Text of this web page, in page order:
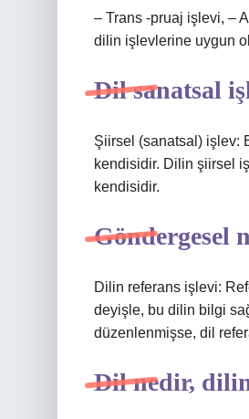
– Trans -pruaj işlevi, –
dilin işlevlerine uygun
Dil sanatsal
Şiirsel (sanatsal) işlev:
kendisidir. Dilin şiirsel
kendisidir.
Göndergesel
Dilin referans işlevi:
deyişle, bu dilin bilgi
düzenlenmişse, dil
Dil nedir,